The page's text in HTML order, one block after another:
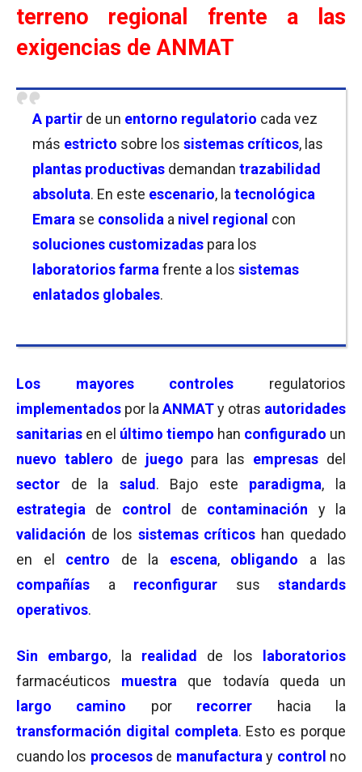
terreno regional frente a las
exigencias de ANMAT
A partir de un entorno regulatorio cada vez
más estricto sobre los sistemas críticos, las
plantas productivas demandan trazabilidad
absoluta. En este escenario, la tecnológica
Emara se consolida a nivel regional con
soluciones customizadas para los
laboratorios farma frente a los sistemas
enlatados globales.
Los mayores controles regulatorios
implementados por la ANMATy otras autoridades
sanitarias en el último tiempo han configurado un
nuevo tablero de juego para las empresas del
sector
de la salud . Bajo este paradigma, la
estrategia
de control de contaminación
y la
validación de los sistemas críticos han quedado
en el centro de la escena, obligando
a las
compañías
a reconfigurar sus standards
operativos.
Sin embargo, la realidad de los
laboratorios
farmacéuticos muestra
que todavía queda un
largo camino
por recorrer
hacia la
transformación digital completa. Esto es porque
cuando los procesos de manufactura y control no